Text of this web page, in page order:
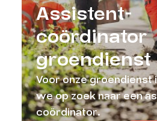
Assistent-
coördinator
groendienst
Voor onze groendienst
we op zoek naar een
coördinator.